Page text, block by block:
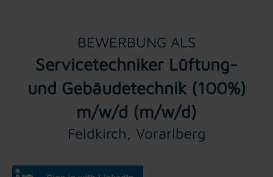
BEWERBUNG ALS
Servicetechniker Lüftung-
und Gebäudetechnik (100%)
m/w/d (m/w/d)
Feldkirch, Vorarlberg